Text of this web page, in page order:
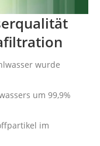
wurde
um 99,9%
im